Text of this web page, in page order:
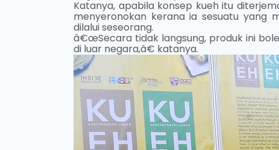
Katanya, apabila konsep kueh itu
menyeronokan kerana ia sesuatu yang
dilalui seseorang.
â€œSecara tidak langsung, produk ini
di luar negara,â€ katanya.